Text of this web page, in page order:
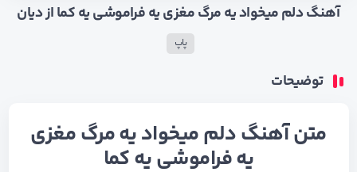
آهنگ دﻟﻢ ﻣﻴﺨﻮاد ﻳﻪ ﻣﺮگ ﻣﻐﺰی ﻳﻪ ﻓﺮاﻣﻮﺷﻰ ﻳﻪ ﻛﻤﺎ از دیان
پاپ
توضیحات
متن آهنگ دﻟﻢ ﻣﻴﺨﻮاد ﻳﻪ ﻣﺮگ ﻣﻐﺰی
ﻳﻪ ﻓﺮاﻣﻮﺷﻰ ﻳﻪ ﻛﻤﺎ